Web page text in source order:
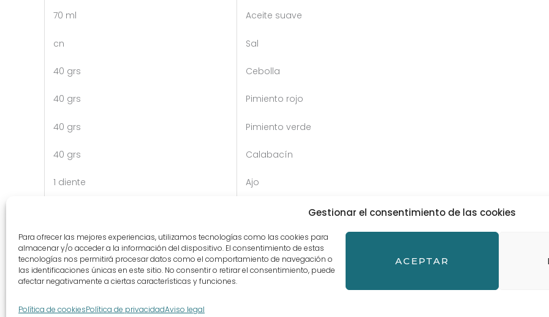
Gestionar el consentimiento de las cookies
Para ofrecer las mejores experiencias, utilizamos tecnologías como las cookies para
almacenar y/o acceder a la información del dispositivo. El consentimiento de estas
tecnologías nos permitirá procesar datos como el comportamiento de navegación o
las identificaciones únicas en este sitio. No consentir o retirar el consentimiento, puede
afectar negativamente a ciertas características y funciones.
ACEPTAR
Política de cookiesPolítica de privacidadAviso legal
70 ml
cn
40 grs
40 grs
40 grs
40 grs
1 diente
Aceite suave
Sal
Cebolla
Pimiento rojo
Pimiento verde
Calabacín
Ajo
←Entrada anterior
Aviso legal
POLÍTICA DE PRIVACIDAD Y PROTECCIÓN DE DATOS